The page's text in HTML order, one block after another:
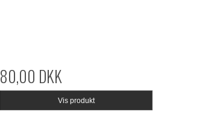
80,00 DKK
Vis produkt